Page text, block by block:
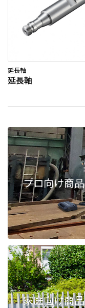
延長軸
延長軸
プロ向け商品
家庭向け商品